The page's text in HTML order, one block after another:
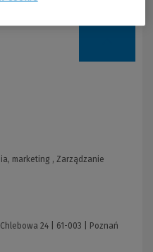
marketing , Zarządzanie
24 | 61-003 | Poznań